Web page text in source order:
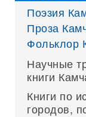
Поэзия
Проза
Фольклор
Научные
книги
Книги по
городов,